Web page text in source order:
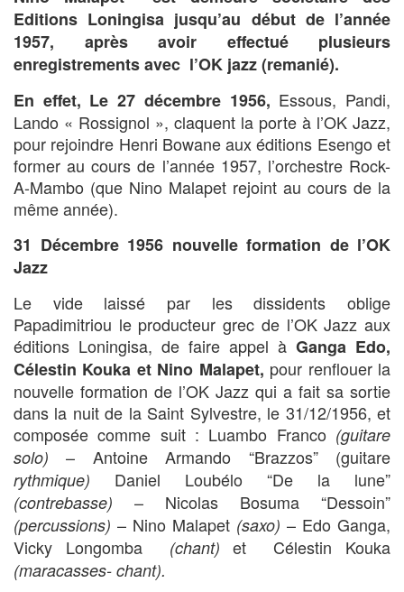
Editions Loningisa jusqu’au début de l’année
1957, après avoir effectué plusieurs
enregistrements avec l’OK jazz (remanié).
En effet, Le 27 décembre 1956, Essous, Pandi,
Lando « Rossignol », claquent la porte à l’OK Jazz,
pour rejoindre Henri Bowane aux éditions Esengo et
former au cours de l’année 1957, l’orchestre Rock-
A-Mambo (que Nino Malapet rejoint au cours de la
même année).
31 Décembre 1956 nouvelle formation de l’OK
Jazz
Le vide laissé par les dissidents oblige
Papadimitriou le producteur grec de l’OK Jazz aux
éditions Loningisa, de faire appel à Ganga Edo,
Célestin Kouka et Nino Malapet, pour renflouer la
nouvelle formation de l’OK Jazz qui a fait sa sortie
dans la nuit de la Saint Sylvestre, le 31/12/1956, et
composée comme suit : Luambo Franco (guitare
solo) – Antoine Armando “Brazzos” (guitare
rythmique) Daniel Loubélo “De la lune”
(contrebasse) – Nicolas Bosuma “Dessoin”
(percussions) – Nino Malapet (saxo) – Edo Ganga,
Vicky Longomba (chant) et Célestin Kouka
(maracasses- chant).